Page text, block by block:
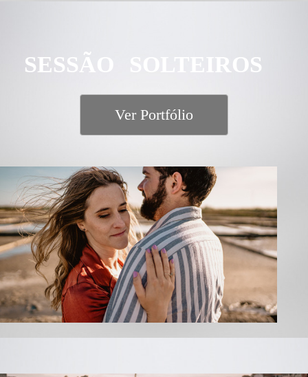
SESSÃO SOLTEIROS
Ver Portfólio